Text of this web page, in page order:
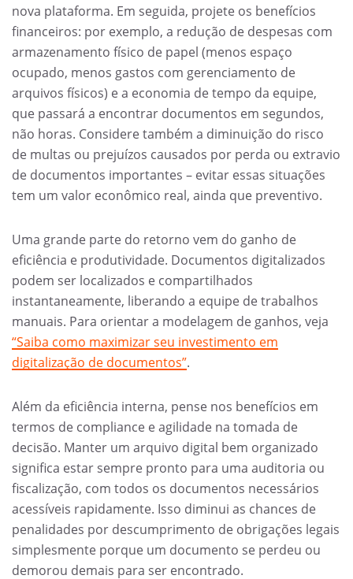
nova plataforma. Em seguida, projete os benefícios
financeiros: por exemplo, a redução de despesas com
armazenamento físico de papel (menos espaço
ocupado, menos gastos com gerenciamento de
arquivos físicos) e a economia de tempo da equipe,
que passará a encontrar documentos em segundos,
não horas. Considere também a diminuição do risco
de multas ou prejuízos causados por perda ou extravio
de documentos importantes – evitar essas situações
tem um valor econômico real, ainda que preventivo.
Uma grande parte do retorno vem do ganho de
eficiência e produtividade. Documentos digitalizados
podem ser localizados e compartilhados
instantaneamente, liberando a equipe de trabalhos
manuais. Para orientar a modelagem de ganhos, veja
“Saiba como maximizar seu investimento em
digitalização de documentos”.
Além da eficiência interna, pense nos benefícios em
termos de compliance e agilidade na tomada de
decisão. Manter um arquivo digital bem organizado
significa estar sempre pronto para uma auditoria ou
fiscalização, com todos os documentos necessários
acessíveis rapidamente. Isso diminui as chances de
penalidades por descumprimento de obrigações legais
simplesmente porque um documento se perdeu ou
demorou demais para ser encontrado.